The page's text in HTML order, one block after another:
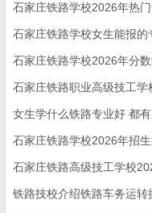
石家庄铁路学校2026年热
石家庄铁路学校女生能报的
石家庄铁路学校2026年分
石家庄铁路职业高级技工
女生学什么铁路专业好 都
石家庄铁路学校2026年招
石家庄铁路高级技工学校
铁路技校介绍铁路车务运转